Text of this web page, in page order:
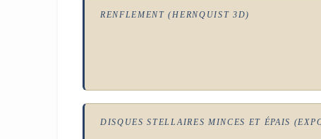
RENFLEMENT (HERNQUIST 3D)
DISQUES STELLAIRES MINCES ET ÉPAIS